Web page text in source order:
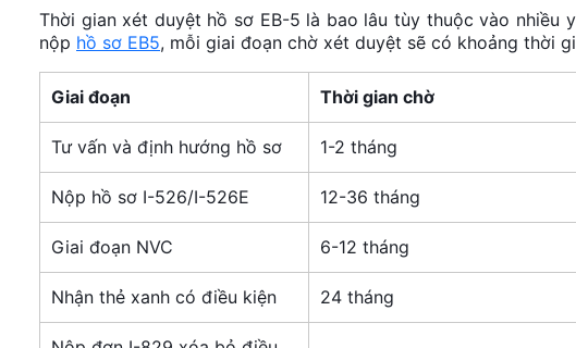
Thời gian xét duyệt hồ sơ EB-5 là bao lâu tùy thuộc vào nhiều
nộp hồ sơ EB5, mỗi giai đoạn chờ xét duyệt sẽ có khoảng thời
Giai đoạn Thời gian chờ
Tư vấn và định hướng hồ sơ 1-2 tháng
Nộp hồ sơ I-526/I-526E 12-36 tháng
Giai đoạn NVC 6-12 tháng
Nhận thẻ xanh có điều kiện 24 tháng